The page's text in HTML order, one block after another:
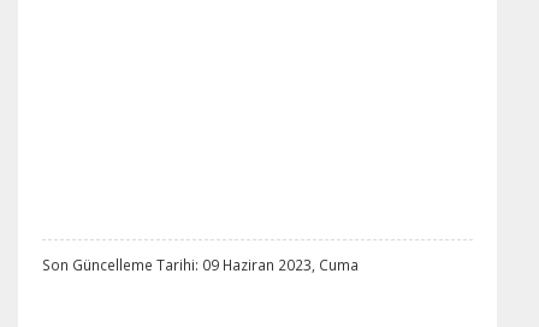
Son Güncelleme Tarihi: 09 Haziran 2023, Cuma